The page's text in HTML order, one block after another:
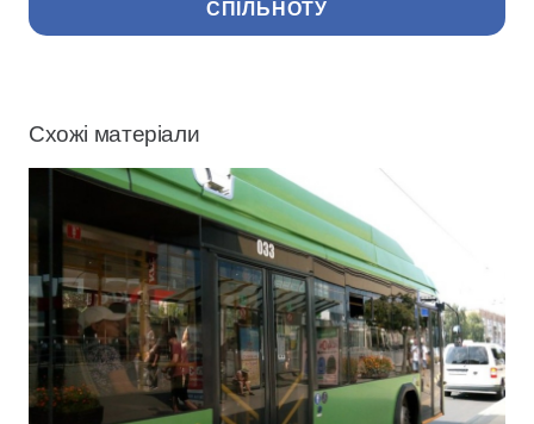
СПІЛЬНОТУ
Схожі матеріали